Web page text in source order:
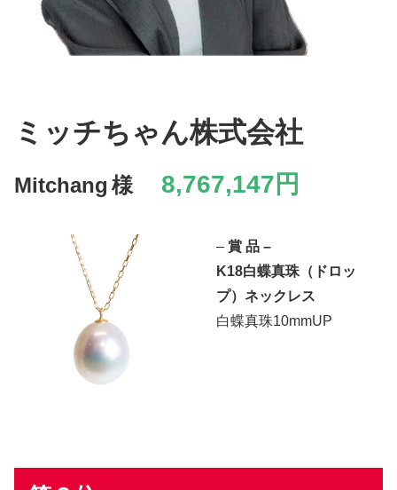
ミッチちゃん株式会社
Mitchang 様 8,767,147円
– 賞 品 –
K18白蝶真珠（ドロッ
プ）ネックレス
白蝶真珠10mmUP